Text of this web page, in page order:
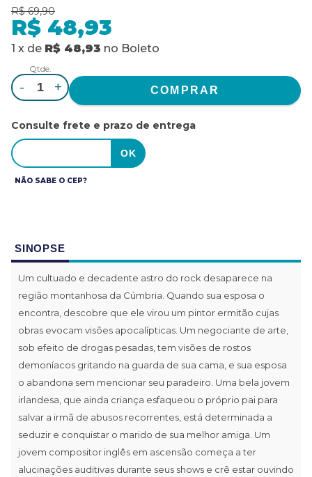
R$ 69,90
R$ 48,93
1 x de R$ 48,93 no Boleto
Qtde.
- +
Consulte frete e prazo de entrega
NÃO SABE O CEP?
SINOPSE
Um cultuado e decadente astro do rock desaparece na
região montanhosa da Cúmbria. Quando sua esposa o
encontra, descobre que ele virou um pintor ermitão cujas
obras evocam visões apocalípticas. Um negociante de arte,
sob efeito de drogas pesadas, tem visões de rostos
demoníacos gritando na guarda de sua cama, e sua esposa
o abandona sem mencionar seu paradeiro. Uma bela jovem
irlandesa, que ainda criança esfaqueou o próprio pai para
salvar a irmã de abusos recorrentes, está determinada a
seduzir e conquistar o marido de sua melhor amiga. Um
jovem compositor inglês em ascensão começa a ter
alucinações auditivas durante seus shows e crê estar ouvindo